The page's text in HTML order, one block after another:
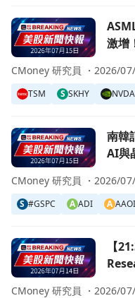
前往ASML預告：AI晶
激增
TSM S SKHY NVDA
CMoney 研究員 ・ 2026/
前往南韓記憶體巨頭SK
南韓
AI與
S #GSPC A ADI A AAOI
CMoney 研究員 ・ 2026/
前往【21:30 即時新聞【
CMoney 研究員 ・ 2026/